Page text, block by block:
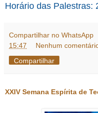
Horário das Palestras:
Compartilhar no WhatsApp
15:47
Nenhum
Compartilhar
XXIV Semana Espírita de